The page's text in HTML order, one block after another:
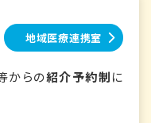
地域医療連携室
からの紹介予約制に